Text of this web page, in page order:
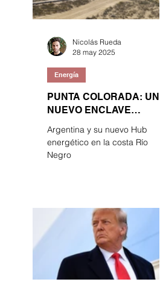
PUNTA COLORADA: UN
NUEVO ENCLAVE
MERCADO ENERGÉTICO
MUNDIAL
Argentina y su nuevo Hub
energético en la costa Río
Negro
Energía
Nicolás Rueda
28 may 2025